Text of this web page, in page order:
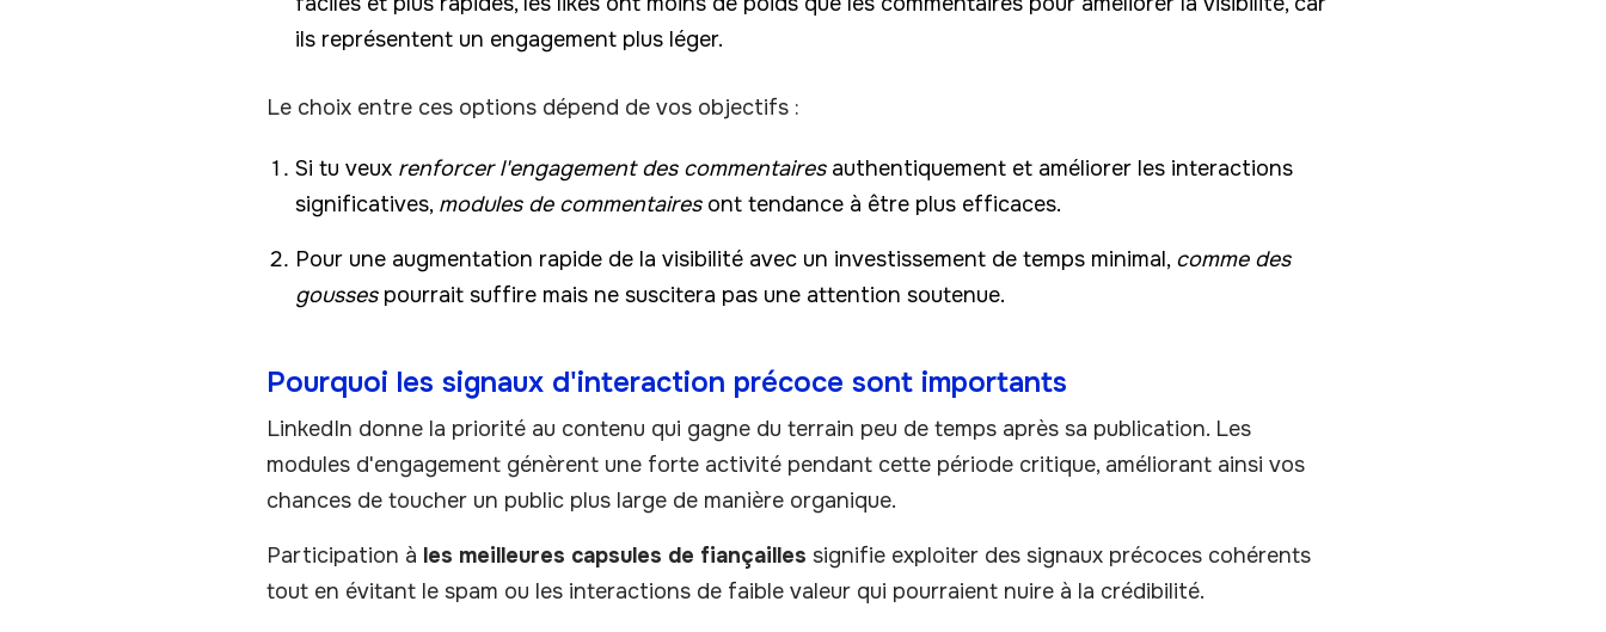
ils représentent un engagement plus léger.
Le choix entre ces options dépend de vos objectifs :
Si tu veux renforcer l'engagement des commentairesauthentiquement et améliorer les interactions
significatives, modules de commentairesont tendance à être plus efficaces.
Pour une augmentation rapide de la visibilité avec un investissement de temps minimal, comme des
goussespourrait suffire mais ne suscitera pas une attention soutenue.
Pourquoi les signaux d'interaction précoce sont importants
LinkedIn donne la priorité au contenu qui gagne du terrain peu de temps après sa publication. Les
modules d'engagement génèrent une forte activité pendant cette période critique, améliorant ainsi vos
chances de toucher un public plus large de manière organique.
Participation à les meilleures capsules de fiançailles signifie exploiter des signaux précoces cohérents
tout en évitant le spam ou les interactions de faible valeur qui pourraient nuire à la crédibilité.